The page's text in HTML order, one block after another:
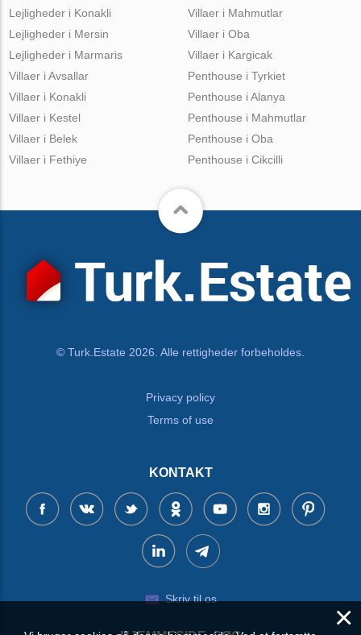
Lejligheder i Konakli
Lejligheder i Mersin
Lejligheder i Marmaris
Villaer i Mahmutlar
Villaer i Oba
Villaer i Kargicak
Villaer i Avsallar
Villaer i Konakli
Villaer i Kestel
Villaer i Belek
Villaer i Fethiye
Penthouse i Tyrkiet
Penthouse i Alanya
Penthouse i Mahmutlar
Penthouse i Oba
Penthouse i Cikcilli
© Turk.Estate 2026. Alle rettigheder forbeholdes.
Privacy policy
Terms of use
KONTAKT
Skriv til os
×